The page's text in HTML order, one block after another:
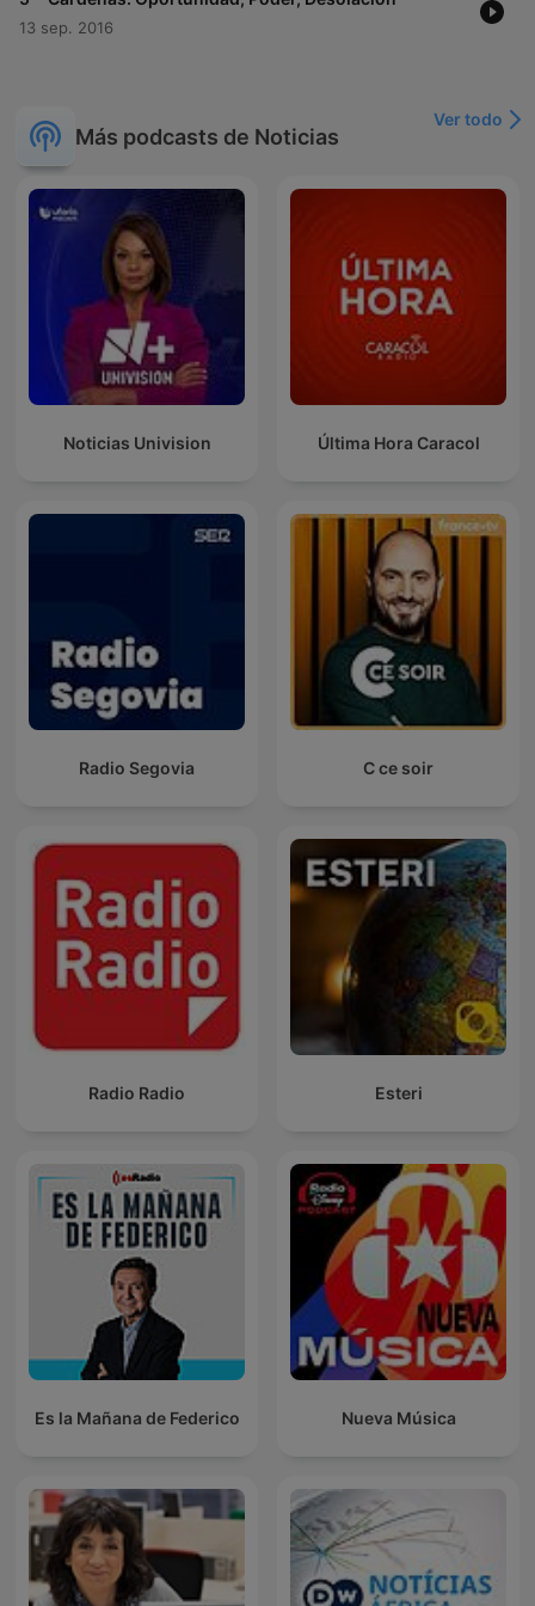
13 sep. 2016
Más podcasts de Noticias
Ver todo
Noticias Univision Última Hora Caracol
Radio Segovia C ce soir
Radio Radio Esteri
Es la Mañana de Federico Nueva Música